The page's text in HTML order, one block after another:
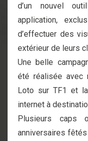
d’un nouvel
application,
d’effectuer des
extérieur de leurs
Une belle
été réalisée avec
Loto sur TF1 et
internet à
Plusieurs caps
anniversaires